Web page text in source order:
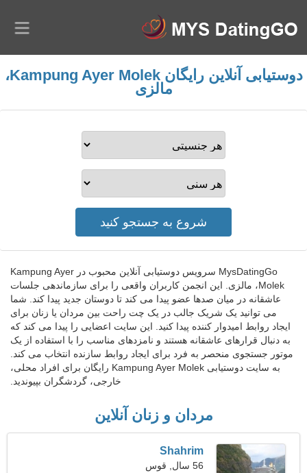
دوستیابی آنلاین رایگان Kampung Ayer Molek،
مالزی
MysDatingGo سرویس دوستیابی آنلاین محبوب در Kampung Ayer
Molek، مالزی. این انجمن کاربران واقعی را برای سازماندهی جلسات
عاشقانه در میان صدها عضو پیدا می کند تا دوستان جدید پیدا کند. شما
می توانید یک شریک جالب در یک چت راحت بین مردان یا زنان برای
ایجاد روابط امیدوار کننده پیدا کنید. این سایت اعضایی را پیدا می کند که
به دنبال قرارهای عاشقانه هستند و نامزدهای مناسب را با استفاده از یک
موتور جستجوی منحصر به فرد برای ایجاد روابط سازنده انتخاب می کند.
به سایت دوستیابی Kampung Ayer Molek رایگان برای افراد محلی،
خارجی، گردشگران بپیوندید.
مردان و زنان آنلاین
Shahrim
56 سال, قوس